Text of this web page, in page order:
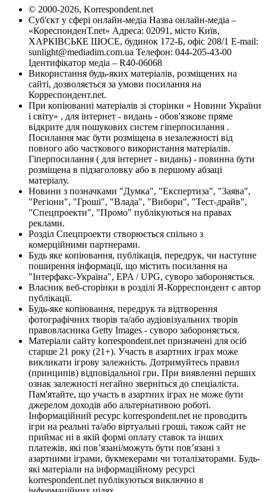
© 2000-2026, Korrespondent.net
Суб'єкт у сфері онлайн-медіа Назва онлайн-медіа –
«КореспонденТ.net» Адреса: 02091, місто Київ,
ХАРКІВСЬКЕ ШОСЕ, будинок 172-Б, офіс 208/1 E-mail:
sunlight@mediadim.com.ua Телефон: 044-205-43-00
Ідентифікатор медіа – R40-06068
Використання будь-яких матеріалів, розміщених на
сайті, дозволяється за умови посилання на
Корреспондент.net.
При копіюванні матеріалів зі сторінки « Новини України
і світу» , для інтернет - видань - обов'язкове пряме
відкрите для пошукових систем гіперпосилання .
Посилання має бути розміщена в незалежності від
повного або часткового використання матеріалів.
Гіперпосилання ( для інтернет - видань) - повинна бути
розміщена в підзаголовку або в першому абзаці
матеріалу.
Новини з позначками "Думка", "Експертиза", "Заява",
"Регіони", "Гроші", "Влада", "Вибори", "Тест-драйв",
"Спецпроекти", "Промо" публікуються на правах
реклами.
Розділ Спецпроекти створюється спільно з
комерційними партнерами.
Будь яке копіювання, публікація, передрук, чи наступне
поширення інформації, що містить посилання на
"Інтерфакс-Україна", EPA / UPG, суворо забороняється.
Власник веб-сторінки в розділі Я-Корреспондент є автор
публікації.
Будь-яке копіювання, передрук та відтворення
фотографічних творів та/або аудіовізуальних творів
правовласника Getty Images - суворо забороняється.
Матеріали сайту korrespondent.net призначені для осіб
старше 21 року (21+). Участь в азартних іграх може
викликати ігрову залежність. Дотримуйтесь правил
(принципів) відповідальної гри. При виявленні перших
ознак залежності негайно зверніться до спеціаліста.
Пам'ятайте, що участь в азартних іграх не може бути
джерелом доходів або альтернативою роботі.
Інформаційний ресурс korrespondent.net не проводить
ігри на реальні та/або віртуальні гроші, також сайт не
приймає ні в якій формі оплату ставок та інших
платежів, які пов’язані/можуть бути пов’язані з
азартними іграми, букмекерами чи тоталізаторами. Будь-
які матеріали на інформаційному ресурсі
korrespondent.net публікуються виключно в